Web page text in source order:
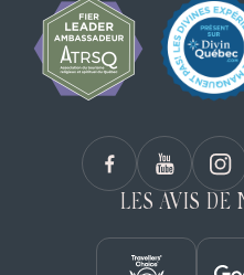
LES AVIS DE